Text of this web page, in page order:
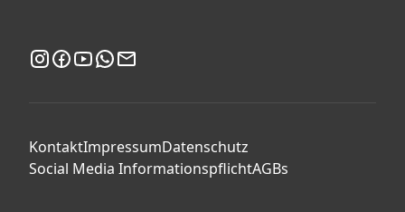
Instagram
Facebook
YouTubeWhatsApp
KontaktImpressumDatenschutz
Social Media InformationspflichtAGBs